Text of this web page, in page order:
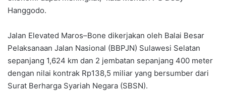
Hanggodo.
Jalan Elevated Maros–Bone dikerjakan oleh Balai Besar
Pelaksanaan Jalan Nasional (BBPJN) Sulawesi Selatan
sepanjang 1,624 km dan 2 jembatan sepanjang 400 meter
dengan nilai kontrak Rp138,5 miliar yang bersumber dari
Surat Berharga Syariah Negara (SBSN).